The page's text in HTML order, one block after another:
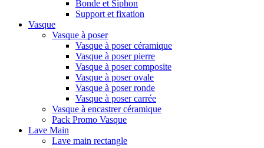
Bonde et Siphon
Support et fixation
Vasque
Vasque à poser
Vasque à poser céramique
Vasque à poser pierre
Vasque à poser composite
Vasque à poser ovale
Vasque à poser ronde
Vasque à poser carrée
Vasque à encastrer céramique
Pack Promo Vasque
Lave Main
Lave main rectangle